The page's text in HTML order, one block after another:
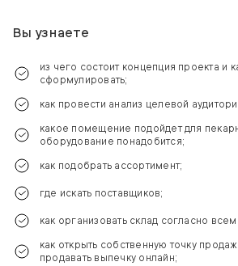
Вы узнаете
из чего состоит концепция проекта и
сформулировать;
как провести анализ целевой
какое помещение подойдет для
оборудование понадобится;
как подобрать ассортимент;
где искать поставщиков;
как организовать склад согласно
как открыть собственную точку
продавать выпечку онлайн;